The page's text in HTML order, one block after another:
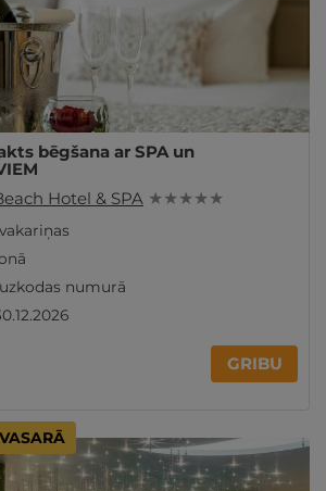
bēgšana ar SPA un
Hotel & SPA ★ ★ ★ ★ ★
numurā
GRIBU